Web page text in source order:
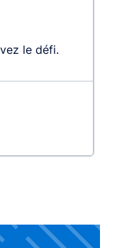
le défi.